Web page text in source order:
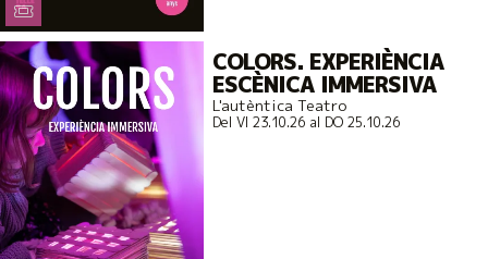
COLORS. EXPERIÈNCIA
ESCÈNICA IMMERSIVA
L'autèntica Teatro
Del VI 23.10.26al DO 25.10.26